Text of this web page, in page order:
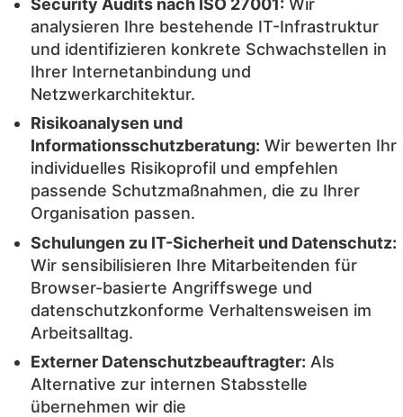
Security Audits nach ISO 27001: Wir
analysieren Ihre bestehende IT-Infrastruktur
und identifizieren konkrete Schwachstellen in
Ihrer Internetanbindung und
Netzwerkarchitektur.
Risikoanalysen und
Informationsschutzberatung: Wir bewerten Ihr
individuelles Risikoprofil und empfehlen
passende Schutzmaßnahmen, die zu Ihrer
Organisation passen.
Schulungen zu IT-Sicherheit und Datenschutz:
Wir sensibilisieren Ihre Mitarbeitenden für
Browser-basierte Angriffswege und
datenschutzkonforme Verhaltensweisen im
Arbeitsalltag.
Externer Datenschutzbeauftragter: Als
Alternative zur internen Stabsstelle
übernehmen wir die